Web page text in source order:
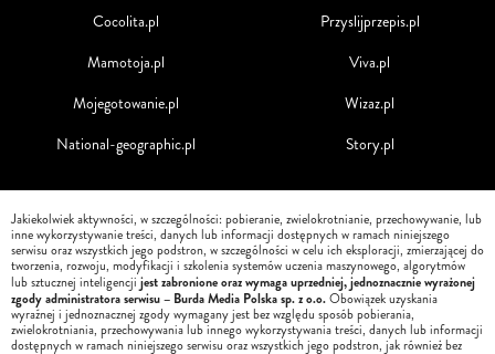
Cocolita.pl
Mamotoja.pl
Mojegotowanie.pl
National-geographic.pl
Przyslijprzepis.pl
Viva.pl
Wizaz.pl
Story.pl
Jakiekolwiek aktywności, w szczególności: pobieranie, zwielokrotnianie, przechowywanie, lub
inne wykorzystywanie treści, danych lub informacji dostępnych w ramach niniejszego
serwisu oraz wszystkich jego podstron, w szczególności w celu ich eksploracji, zmierzającej do
tworzenia, rozwoju, modyfikacji i szkolenia systemów uczenia maszynowego, algorytmów
lub sztucznej inteligencji jest zabronione oraz wymaga uprzedniej, jednoznacznie wyrażonej
zgody administratora serwisu – Burda Media Polska sp. z o.o.Obowiązek uzyskania
wyraźnej i jednoznacznej zgody wymagany jest bez względu sposób pobierania,
zwielokrotniania, przechowywania lub innego wykorzystywania treści, danych lub informacji
dostępnych w ramach niniejszego serwisu oraz wszystkich jego podstron, jak również bez